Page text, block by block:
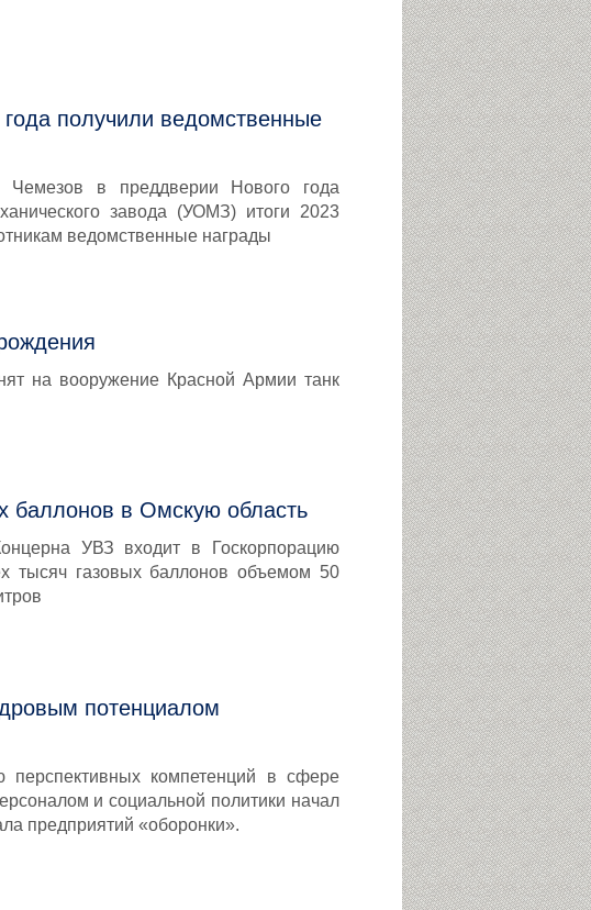
получили ведомственные
Чемезов в преддверии Нового года
завода (УОМЗ) итоги 2023
ведомственные награды
на вооружение Красной Армии танк
баллонов в Омскую область
УВЗ входит в Госкорпорацию
тысяч газовых баллонов объемом 50
потенциалом
компетенций в сфере
и социальной политики начал
предприятий «оборонки».